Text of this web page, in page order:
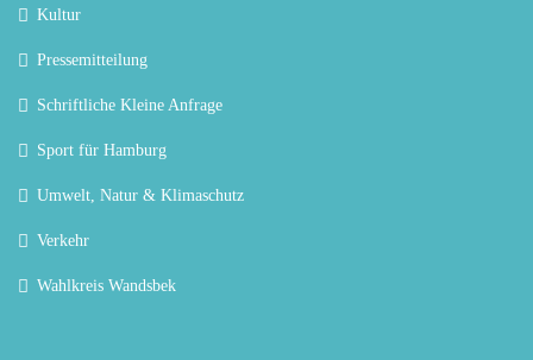
Kultur
Pressemitteilung
Schriftliche Kleine Anfrage
Sport für Hamburg
Umwelt, Natur & Klimaschutz
Verkehr
Wahlkreis Wandsbek